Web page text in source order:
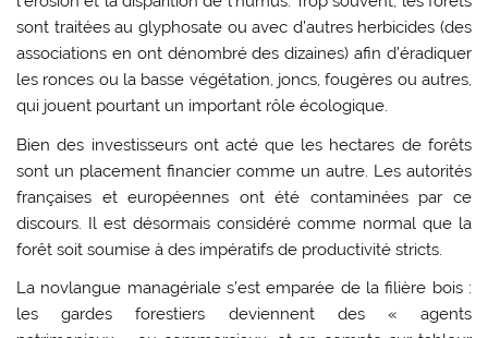
sont traitées au glyphosate ou avec d’autres herbicides (des
associations en ont dénombré des dizaines) afin d’éradiquer
les ronces ou la basse végétation, joncs, fougères ou autres,
qui jouent pourtant un important rôle écologique.
Bien des investisseurs ont acté que les hectares de forêts
sont un placement financier comme un autre. Les autorités
françaises et européennes ont été contaminées par ce
discours. Il est désormais considéré comme normal que la
forêt soit soumise à des impératifs de productivité stricts.
La novlangue managériale s’est emparée de la filière bois :
les gardes forestiers deviennent des « agents